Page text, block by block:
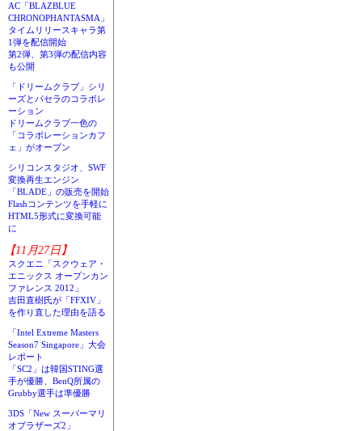
AC「BLAZBLUE
CHRONOPHANTASMA」
タイムリリースキャラ第
1弾を配信開始
第2弾、第3弾の配信内容
も公開
「ドリームクラブ」シリ
ーズとパセラのコラボレ
ーション
ドリームクラブ一色の
「コラボレーションカフ
ェ」がオープン
シリコンスタジオ、SWF
変換再生エンジン
「BLADE」の販売を開始
Flashコンテンツを手軽に
HTML5形式に変換可能
に
【11月27日】
スクエニ「スクウェア・
エニックス オープンカン
ファレンス 2012」
吉田直樹氏が「FFXIV」
を作り直した理由を語る
「Intel Extreme Masters
Season7 Singapore」大会
レポート
「SC2」は韓国STING選
手が優勝、BenQ所属の
Grubby選手は準優勝
3DS「New スーパーマリ
オブラザーズ2」